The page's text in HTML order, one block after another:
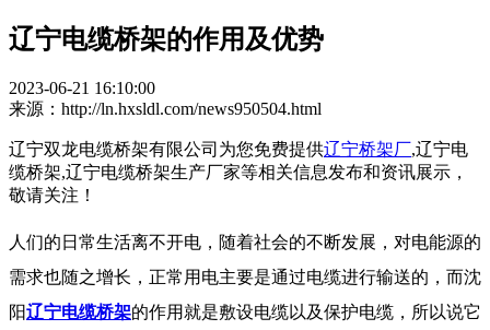
辽宁电缆桥架的作用及优势
2023-06-21 16:10:00
来源：http://ln.hxsldl.com/news950504.html
辽宁双龙电缆桥架有限公司为您免费提供辽宁桥架厂,辽宁电
缆桥架,辽宁电缆桥架生产厂家等相关信息发布和资讯展示，
敬请关注！
人们的日常生活离不开电，随着社会的不断发展，对电能源的
需求也随之增长，正常用电主要是通过电缆进行输送的，而沈
阳辽宁电缆桥架的作用就是敷设电缆以及保护电缆，所以说它